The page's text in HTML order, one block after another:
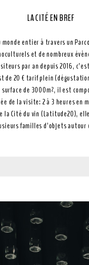
LA CITÉ EN BREF
monde entier à travers un
et de nombreux
par an depuis 2016,
de 20 € tarif plein
de 3000m², il est
de la visite: 2 à 3 heures en
la Cité du vin (Latitude20),
familles d’objets